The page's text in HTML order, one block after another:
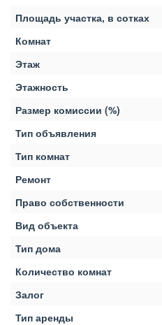
Площадь участка, в сотках
Комнат
Этаж
Этажность
Размер комиссии (%)
Тип объявления
Тип комнат
Ремонт
Право собственности
Вид объекта
Тип дома
Количество комнат
Залог
Тип аренды